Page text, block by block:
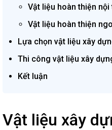
Vật liệu hoàn thiện nội
Vật liệu hoàn thiện
Lựa chọn vật liệu xây
Thi công vật liệu xây
Kết luận
Vật liệu xây